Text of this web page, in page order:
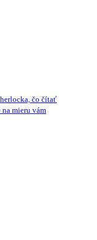
čo čítať
mieru vám